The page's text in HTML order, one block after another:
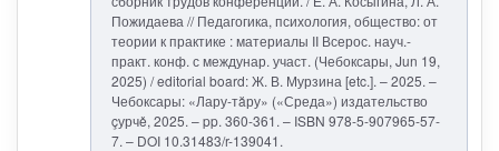
Пожидаева // Педагогика, психология, общество: от
теории к практике : материалы II Всерос. науч.-
практ. конф. с междунар. участ. (Чебоксары, Jun 19,
2025) / editorial board: Ж. В. Мурзина [etc.]. – 2025. –
Чебоксары: «Лару-тăру» («Среда») издательство
çурчě, 2025. – pp. 360-361. – ISBN 978-5-907965-57-
7. – DOI 10.31483/r-139041.